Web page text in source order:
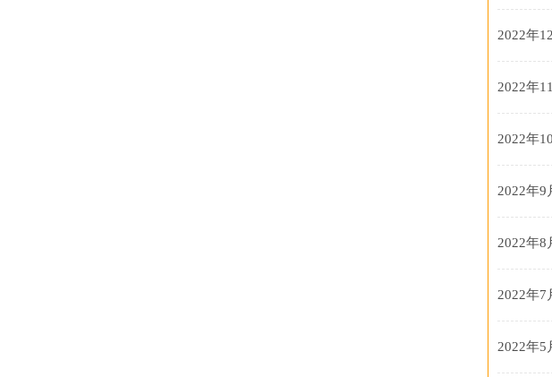
2022年
2022年
2022年
2022年9
2022年8
2022年7
2022年5